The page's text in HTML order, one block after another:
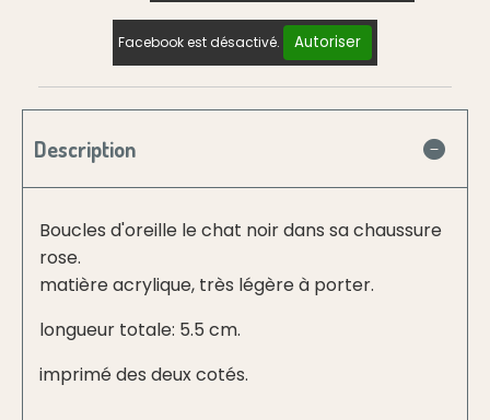
Facebook est désactivé. Autoriser
Description
Boucles d'oreille le chat noir dans sa chaussure
rose.
matière acrylique, très légère à porter.
longueur totale: 5.5 cm.
imprimé des deux cotés.